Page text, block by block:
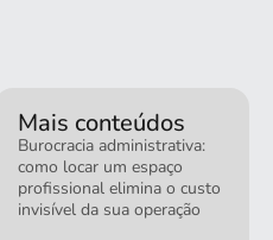
Mais conteúdos
Burocracia administrativa:
como locar um espaço
profissional elimina o custo
invisível da sua operação